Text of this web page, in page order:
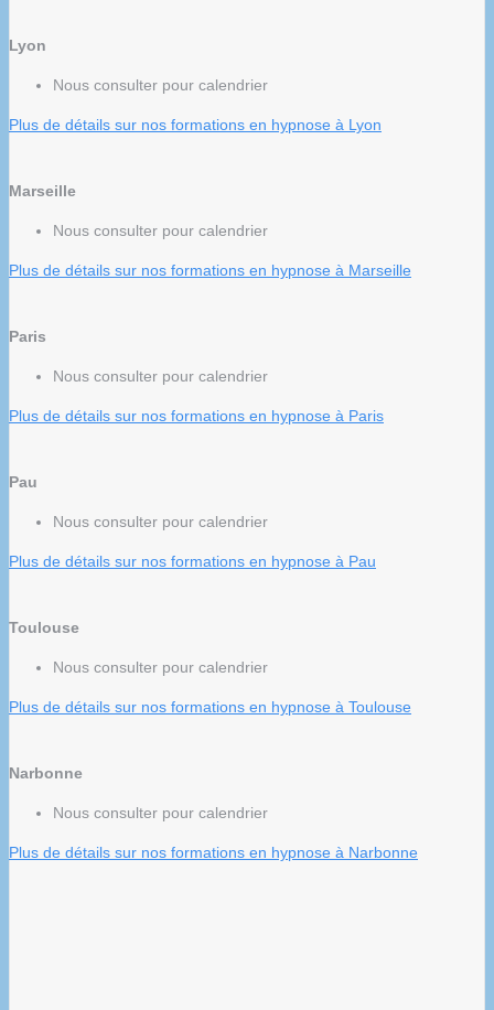
Lyon
Nous consulter pour calendrier
Plus de détails sur nos formations en hypnose à Lyon
Marseille
Nous consulter pour calendrier
Plus de détails sur nos formations en hypnose à Marseille
Paris
Nous consulter pour calendrier
Plus de détails sur nos formations en hypnose à Paris
Pau
Nous consulter pour calendrier
Plus de détails sur nos formations en hypnose à Pau
Toulouse
Nous consulter pour calendrier
Plus de détails sur nos formations en hypnose à Toulouse
Narbonne
Nous consulter pour calendrier
Plus de détails sur nos formations en hypnose à Narbonne